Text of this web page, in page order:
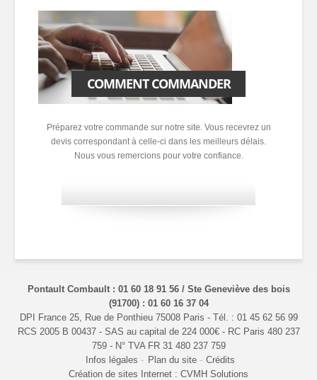
COMMENT COMMANDER
Préparez votre commande sur notre site. Vous recevrez un
devis correspondant à celle-ci dans les meilleurs délais.
Nous vous remercions pour votre confiance.
Pontault Combault : 01 60 18 91 56 / Ste Geneviève des bois
(91700) : 01 60 16 37 04
DPI France 25, Rue de Ponthieu 75008 Paris - Tél. : 01 45 62 56 99
RCS 2005 B 00437 - SAS au capital de 224 000€ - RC Paris 480 237
759 - N° TVA FR 31 480 237 759
Infos légales
Plan du site
Crédits
Création de sites Internet : CVMH Solutions